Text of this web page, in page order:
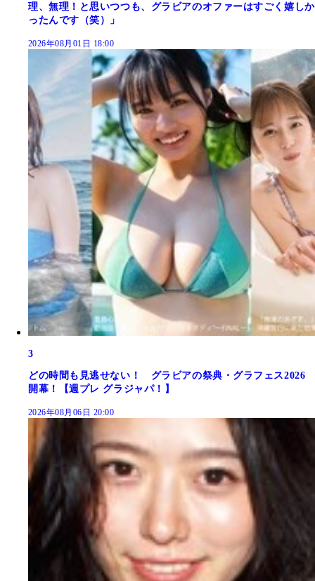
理、無理！と思いつつも、グラビアのオファーはすごく嬉しか
ったんです（笑）」
2026年08月01日 18:00
3
どの時間も見逃せない！ グラビアの祭典・グラフェス2026
開幕！【週プレ グラジャパ！】
2026年08月06日 20:00